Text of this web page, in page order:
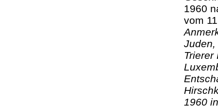
1960
vom
1960